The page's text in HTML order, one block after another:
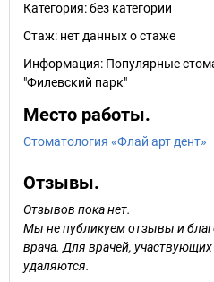
Категория:без категории
Стаж: нет данных о стаже
Информация: Популярные
"Филевский парк"
Место работы.
Стоматология «Флай арт дент»
Отзывы.
Отзывов пока нет.
Мы не публикуем отзывы и
врача. Для врачей,
удаляются.